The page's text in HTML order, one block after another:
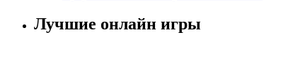
Лучшие онлайн игры